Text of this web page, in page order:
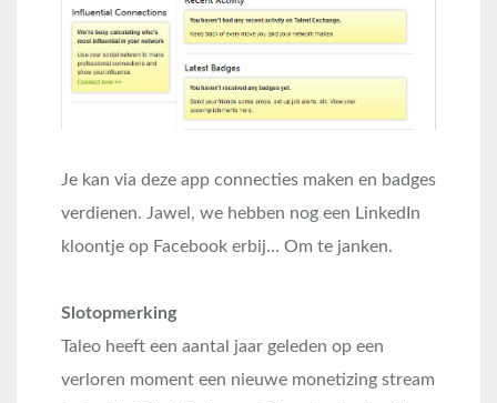
Je kan via deze app connecties maken en badges
verdienen. Jawel, we hebben nog een LinkedIn
kloontje op Facebook erbij… Om te janken.
Slotopmerking
Taleo heeft een aantal jaar geleden op een
verloren moment een nieuwe monetizing stream